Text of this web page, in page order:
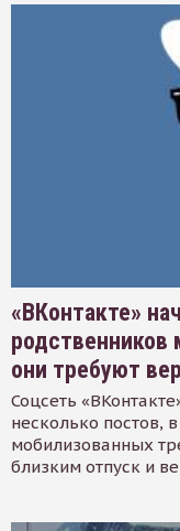
«ВКонтакте»
родственников
они требуют
Соцсеть
несколько постов,
мобилизованных
близким отпуск и